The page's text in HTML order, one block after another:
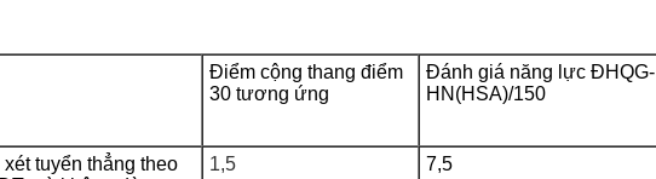
Điểm cộng thang điểm
30 tương ứng
Đánh giá năng lực ĐHQG-
HN(HSA)/150
tuyển thẳng theo
1,5 7,5